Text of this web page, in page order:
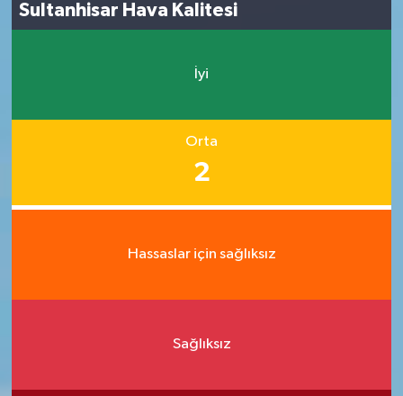
Sultanhisar Hava Kalitesi
İyi
Orta
2
Hassaslar için sağlıksız
Sağlıksız